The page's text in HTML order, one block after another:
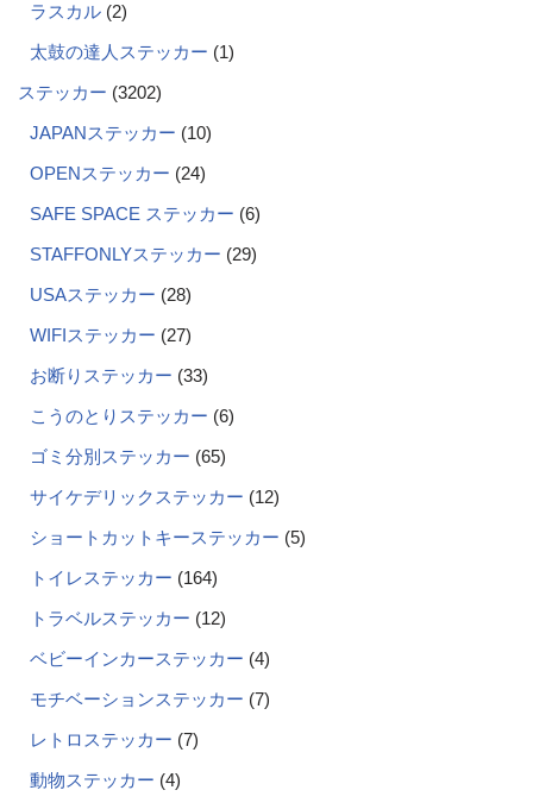
ラスカル 2
太鼓の達人ステッカー
1
ステッカー 3202
JAPANステッカー
10
OPENステッカー
24
SAFE SPACE ステッカー 6
STAFFONLYステッカー
29
USAステッカー
28
WIFIステッカー
27
お断りステッカー 33
こうのとりステッカー 6
ゴミ分別ステッカー 65
サイケデリックステッカー
12
ショートカットキーステッカー 5
トイレステッカー
164
トラベルステッカー
12
ベビーインカーステッカー 4
モチベーションステッカー 7
レトロステッカー 7
動物ステッカー 4